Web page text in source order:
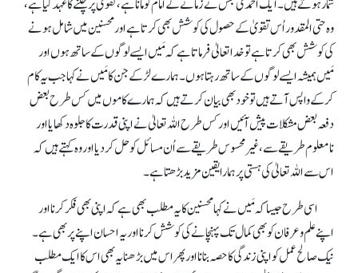
شمار ہوتے ہیں۔ ایک احمدی جس نے زمانے کے امام کو مانا ہے، تقویٰ پر چلنے کا عہد کیا ہے،
وہ حتی المقدور اُس تقویٰ کے حصول کی کوشش بھی کرتا ہے اور محسنین میں شامل ہونے
کی کوشش بھی کرتا ہے تو خدا تعالیٰ فرماتا ہے کہ مَیں ایسے لوگوں کے ساتھ ہوں اور
مَیں ہمیشہ ایسے لوگوں کے ساتھ رہتا ہوں۔ ہمارے لڑکے جن کا مَیں نے کہا جب یہ کام
کر کے واپس آتے ہیں تو خود بھی بیان کرتے ہیں کہ ہمارے کاموں میں کس طرح بعض
دفعہ بعض مشکلات پیش آئیں اور کس طرح اللہ تعالیٰ نے اپنی قدرت کا جلوہ دکھایا اور
نامعلوم طریقے سے، غیر محسوس طریقے سے اُ ن مسائل کوحل کر دیا اور وہ کہتے ہیں کہ
اس سے اللہ تعالیٰ کی ہستی پر ہمارا یقین مزید بڑھتا ہے۔
اسی طرح جیسا کہ مَیں نے کہا محسنین کا یہ مطلب بھی ہے کہ اپنی بھی فکر کرنا اور
اپنے علم و عرفان کو بھی کمال تک پہنچانے کی کوشش کرنا اور یہ احسان اپنے پر بھی ہے۔
نیک صالح عمل کو اپنی زندگی کا حصہ بنانا اور پھر اس میں بڑھنا یہ بھی اس کا ایک مطلب